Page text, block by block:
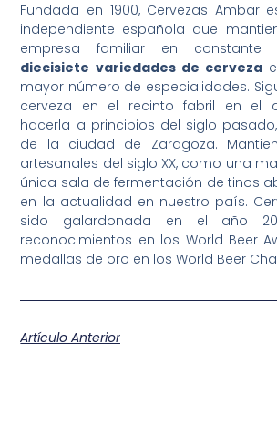
Fundada en 1900, Cervezas Ambar
independiente española que
empresa familiar en constante
diecisiete variedades de cerveza
mayor número de especialidades.
cerveza en el recinto fabril en el
hacerla a principios del siglo
de la ciudad de Zaragoza.
artesanales del siglo XX, como una
única sala de fermentación de tinos
en la actualidad en nuestro país.
sido galardonada en el año
reconocimientos en los World Beer
medallas de oro en los World Beer
Artículo Anterior